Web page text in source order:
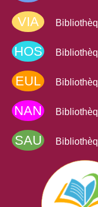
médiathèque
suivre un large
Découvrez des
tous vos
les goûts !
VIA
HOS
EUL
NAN
SAU